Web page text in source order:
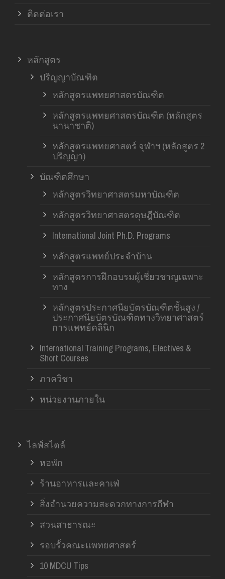
ติดต่อเรา
หลักสูตร
ปริญญาบัณฑิต
หลักสูตรแพทยศาสตรบัณฑิต
หลักสูตรแพทยศาสตรบัณฑิต (หลักสูตร
นานาชาติ)
หลักสูตรแพทยศาสตร์ จุฬาฯ (หลักสูตร 2
ปริญญา)
บัณฑิตศึกษา
หลักสูตรวิทยาศาสตรมหาบัณฑิต
หลักสูตรวิทยาศาสตรดุษฎีบัณฑิต
International Joint Ph.D. Programs
หลักสูตรแพทย์ประจำบ้าน
หลักสูตรการฝึกอบรมผู้เชี่ยวชาญเฉพาะ
ทาง
หลักสูตรประกาศนียบัตรบัณฑิตชั้นสูง /
ประกาศนียบัตรบัณฑิตทางวิทยาศาสตร์
การแพทย์คลินิก
International Training Programs, Electives &
Short Courses
ภาควิชา
หน่วยงานภายใน
ไลฟ์สไตล์
หอพัก
ร้านอาหารและคาเฟ่
สิ่งอำนวยความสะดวกทางการกีฬา
สวนสาธารณะ
รอบรั้วคณะแพทยศาสตร์
10 MDCU Tips